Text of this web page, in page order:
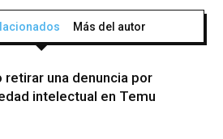
Más del autor
retirar una denuncia por
intelectual en Temu